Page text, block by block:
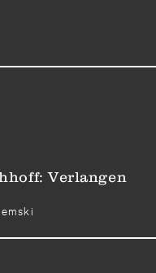
Verlangen